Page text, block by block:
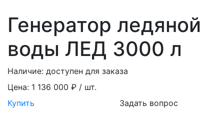
Генератор ледяной
воды ЛЕД 3000 л
Наличие: доступен для заказа
Цена: 1 136 000 ₽ / шт.
Купить
Задать вопрос